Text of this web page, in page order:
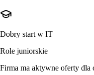
Dobry start w IT
Role juniorskie
Firma ma aktywne oferty dla